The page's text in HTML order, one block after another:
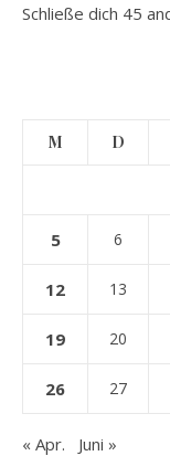
Schließe dich 45
M D
5 6
12 13
19 20
26 27
« Apr. Juni »